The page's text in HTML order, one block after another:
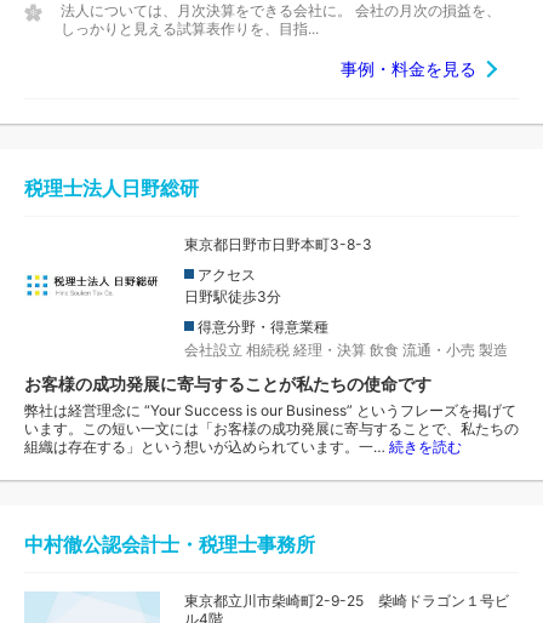
法人については、月次決算をできる会社に。 会社の月次の損益を、
しっかりと見える試算表作りを、目指...
事例・料金を見る
税理士法人日野総研
東京都日野市日野本町3-8-3
アクセス
日野駅徒歩3分
得意分野・得意業種
会社設立 相続税 経理・決算 飲食 流通・小売 製造
お客様の成功発展に寄与することが私たちの使命です
弊社は経営理念に “Your Success is our Business” というフレーズを掲げて
います。この短い一文には「お客様の成功発展に寄与することで、私たちの
組織は存在する」という想いが込められています。一… 続きを読む
中村徹公認会計士・税理士事務所
東京都立川市柴崎町2-9-25 柴崎ドラゴン１号ビ
ル4階